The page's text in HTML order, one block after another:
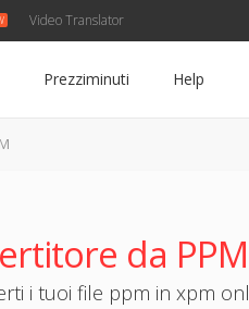
Video Translator
Prezziminuti Help
da
i tuoi file ppm in xpm